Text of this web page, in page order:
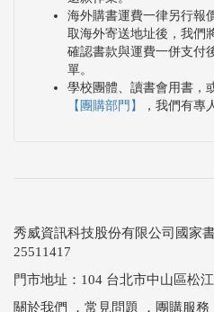
海外購書運費一律另行報
取海外寄送地址後，我們
確認書款與運費一併支付
單。
學校團體、讀書會用書，
【團購部門】
，我們有專
秀威資訊科技股份有限公司國家
25511417
門市地址：104 台北市中山區松
關於我們
． 常見問題 ． 團購服務